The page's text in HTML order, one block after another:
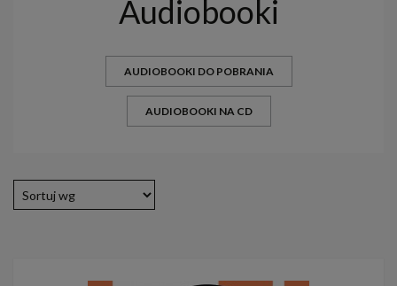
Audiobooki
AUDIOBOOKI DO POBRANIA
AUDIOBOOKI NA CD